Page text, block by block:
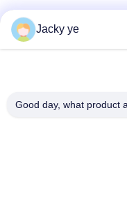
No.30 Chuangye
Jacky ye
Good day, what product